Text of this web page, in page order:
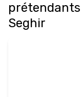
prétendants
Seghir